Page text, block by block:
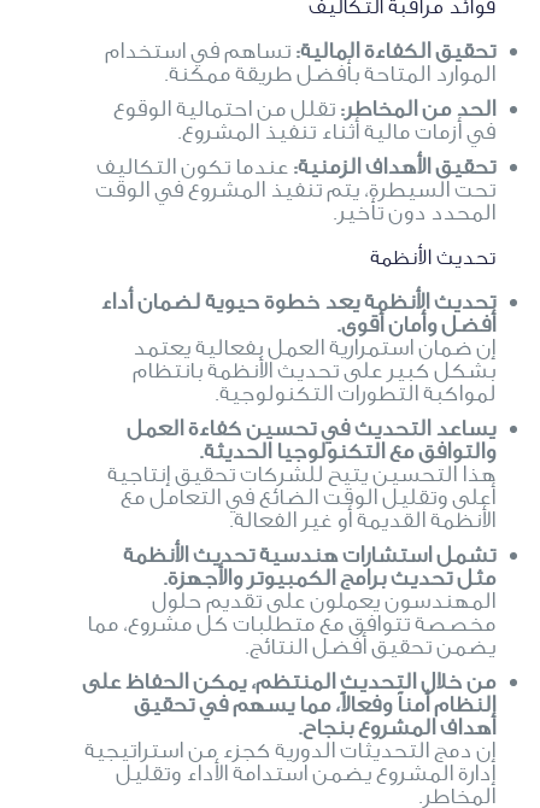
فوائد مراقبة التكاليف
تحقيق الكفاءة المالية: تساهم في استخدام
الموارد المتاحة بأفضل طريقة ممكنة.
الحد من المخاطر: تقلل من احتمالية الوقوع
في أزمات مالية أثناء تنفيذ المشروع.
تحقيق الأهداف الزمنية: عندما تكون التكاليف
تحت السيطرة، يتم تنفيذ المشروع في الوقت
المحدد دون تأخير.
تحديث الأنظمة
تحديث الأنظمة يعد خطوة حيوية لضمان أداء
أفضل وأمان أقوى.
إن ضمان استمرارية العمل بفعالية يعتمد
بشكل كبير على تحديث الأنظمة بانتظام
لمواكبة التطورات التكنولوجية.
يساعد التحديث في تحسين كفاءة العمل
والتوافق مع التكنولوجيا الحديثة.
هذا التحسين يتيح للشركات تحقيق إنتاجية
أعلى وتقليل الوقت الضائع في التعامل مع
الأنظمة القديمة أو غير الفعالة.
تشمل استشارات هندسية تحديث الأنظمة
مثل تحديث برامج الكمبيوتر والأجهزة.
المهندسون يعملون على تقديم حلول
مخصصة تتوافق مع متطلبات كل مشروع، مما
يضمن تحقيق أفضل النتائج.
من خلال التحديث المنتظم، يمكن الحفاظ على
النظام أمناً وفعالاً، مما يسهم في تحقيق
أهداف المشروع بنجاح.
إن دمج التحديثات الدورية كجزء من استراتيجية
إدارة المشروع يضمن استدامة الأداء وتقليل
المخاطر.